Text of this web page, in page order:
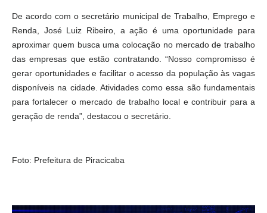
De acordo com o secretário municipal de Trabalho, Emprego e
Renda, José Luiz Ribeiro, a ação é uma oportunidade para
aproximar quem busca uma colocação no mercado de trabalho
das empresas que estão contratando. “Nosso compromisso é
gerar oportunidades e facilitar o acesso da população às vagas
disponíveis na cidade. Atividades como essa são fundamentais
para fortalecer o mercado de trabalho local e contribuir para a
geração de renda”, destacou o secretário.
Foto: Prefeitura de Piracicaba